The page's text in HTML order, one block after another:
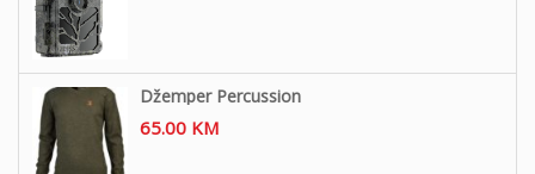
Džemper Percussion
65.00 KM